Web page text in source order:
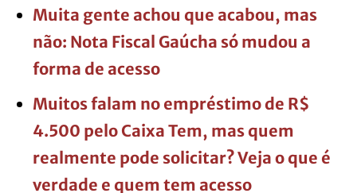
Muita gente achou que acabou, mas
não: Nota Fiscal Gaúcha só mudou a
forma de acesso
Muitos falam no empréstimo de R$
4.500 pelo Caixa Tem, mas quem
realmente pode solicitar? Veja o que é
verdade e quem tem acesso